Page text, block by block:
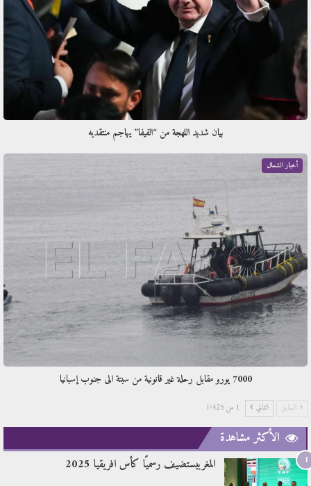
بيان شديد اللهجة من “الفيفا” يهاجم منتقديه
أخبار الشمال
7000 يورو مقابل رحلة غير قانونية من سبتة الى جنوب إسبانيا
السابق التالي 1 من 1٬425
الأكثر مشاهدة
1 المغربيستضيف رسميًا كأس افريقيا 2025